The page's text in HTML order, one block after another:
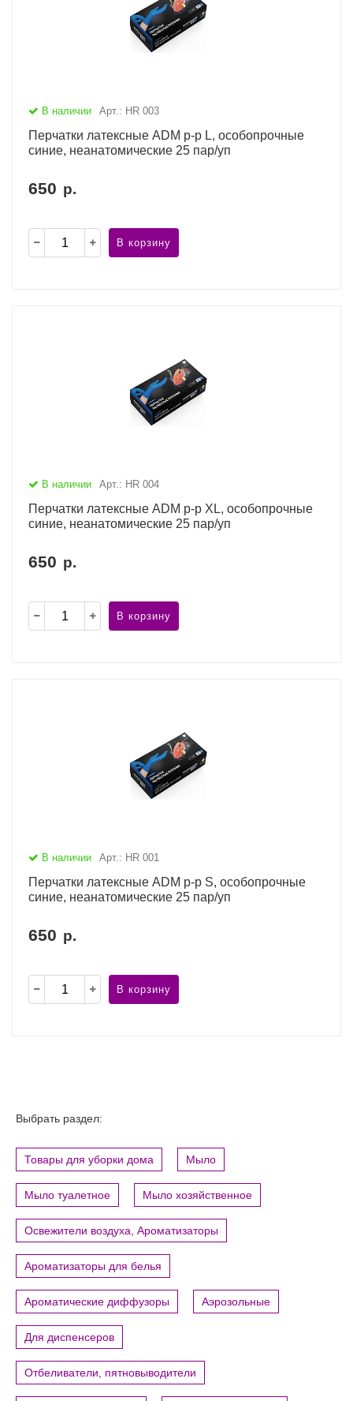
В наличии Арт.: HR 003
Перчатки латексные ADM р-р L, особопрочные
синие, неанатомические 25 пар/уп
650 р.
В корзину
В наличии Арт.: HR 004
Перчатки латексные ADM р-р XL, особопрочные
синие, неанатомические 25 пар/уп
650 р.
В корзину
В наличии Арт.: HR 001
Перчатки латексные ADM р-р S, особопрочные
синие, неанатомические 25 пар/уп
650 р.
В корзину
Выбрать раздел:
Товары для уборки дома Мыло
Мыло туалетное Мыло хозяйственное
Освежители воздуха, Ароматизаторы
Ароматизаторы для белья
Ароматические диффузоры Аэрозольные
Для диспенсеров
Отбеливатели, пятновыводители